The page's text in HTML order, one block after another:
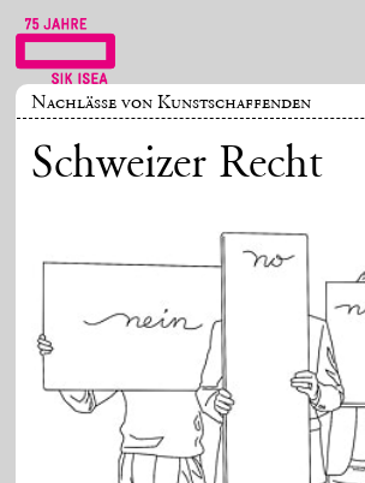
Nachlässe von Kunstschaffenden
Schweizer Recht